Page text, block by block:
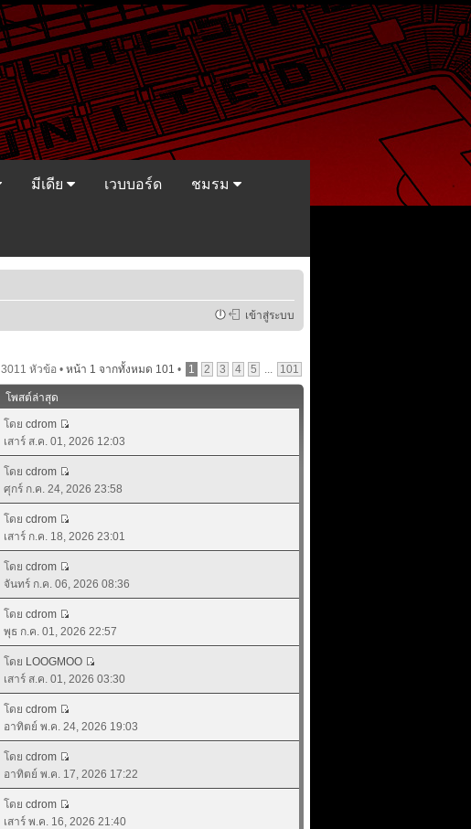
มีเดีย เวบบอร์ด ชมรม
เข้าสู่ระบบ
3011 หัวข้อ • หน้า 1 จากทั้งหมด 101 • 1 2 3 4 5 ... 101
โพสต์ล่าสุด
โดย cdrom
เสาร์ ส.ค. 01, 2026 12:03
โดย cdrom
ศุกร์ ก.ค. 24, 2026 23:58
โดย cdrom
เสาร์ ก.ค. 18, 2026 23:01
โดย cdrom
จันทร์ ก.ค. 06, 2026 08:36
โดย cdrom
พุธ ก.ค. 01, 2026 22:57
โดย LOOGMOO
เสาร์ ส.ค. 01, 2026 03:30
โดย cdrom
อาทิตย์ พ.ค. 24, 2026 19:03
โดย cdrom
อาทิตย์ พ.ค. 17, 2026 17:22
โดย cdrom
เสาร์ พ.ค. 16, 2026 21:40